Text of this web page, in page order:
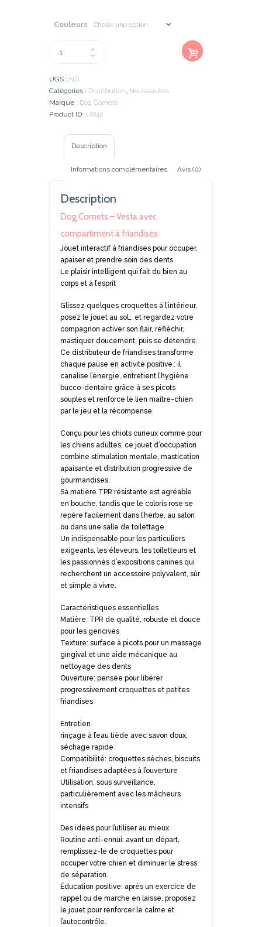
Couleurs
Comets
-
Vesta
avec
Ajout
er au
panier
UGS : ND
Catégories : Distribution Nouveautés
Marque : Dog Comets
Product ID: 12842
Description
Informations complémentaires Avis (0)
Description
Dog Comets – Vesta avec
compartiment à friandises
Jouet interactif à friandises pour occuper,
apaiser et prendre soin des dents
Le plaisir intelligent qui fait du bien au
corps et à l’esprit
Glissez quelques croquettes à l’intérieur,
posez le jouet au sol… et regardez votre
compagnon activer son flair, réfléchir,
mastiquer doucement, puis se détendre.
Ce distributeur de friandises transforme
chaque pause en activité positive : il
canalise l’énergie, entretient l’hygiène
bucco-dentaire grâce à ses picots
souples et renforce le lien maître-chien
par le jeu et la récompense.
Conçu pour les chiots curieux comme pour
les chiens adultes, ce jouet d’occupation
combine stimulation mentale, mastication
apaisante et distribution progressive de
gourmandises.
Sa matière TPR résistante est agréable
en bouche, tandis que le coloris rose se
repère facilement dans l’herbe, au salon
ou dans une salle de toilettage.
Un indispensable pour les particuliers
exigeants, les éleveurs, les toiletteurs et
les passionnés d’expositions canines qui
recherchent un accessoire polyvalent, sûr
et simple à vivre.
Caractéristiques essentielles
Matière: TPR de qualité, robuste et douce
pour les gencives
Texture: surface à picots pour un massage
gingival et une aide mécanique au
nettoyage des dents
Ouverture: pensée pour libérer
progressivement croquettes et petites
friandises
Entretien
rinçage à l’eau tiède avec savon doux,
séchage rapide
Compatibilité: croquettes sèches, biscuits
et friandises adaptées à l’ouverture
Utilisation: sous surveillance,
particulièrement avec les mâcheurs
intensifs
Des idées pour l’utiliser au mieux
Routine anti-ennui: avant un départ,
remplissez-le de croquettes pour
occuper votre chien et diminuer le stress
de séparation.
Éducation positive: après un exercice de
rappel ou de marche en laisse, proposez
le jouet pour renforcer le calme et
l’autocontrôle.